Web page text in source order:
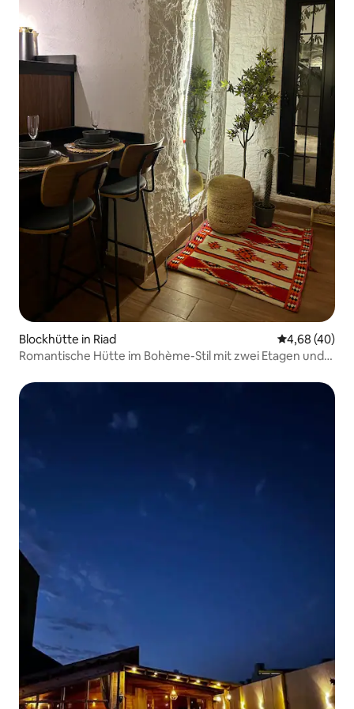
Blockhütte in Riad
4,68 (40)
Romantische Hütte im Bohème-Stil mit zwei Etagen und